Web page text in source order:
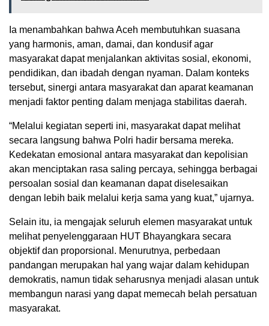
Ia menambahkan bahwa Aceh membutuhkan suasana
yang harmonis, aman, damai, dan kondusif agar
masyarakat dapat menjalankan aktivitas sosial, ekonomi,
pendidikan, dan ibadah dengan nyaman. Dalam konteks
tersebut, sinergi antara masyarakat dan aparat keamanan
menjadi faktor penting dalam menjaga stabilitas daerah.
“Melalui kegiatan seperti ini, masyarakat dapat melihat
secara langsung bahwa Polri hadir bersama mereka.
Kedekatan emosional antara masyarakat dan kepolisian
akan menciptakan rasa saling percaya, sehingga berbagai
persoalan sosial dan keamanan dapat diselesaikan
dengan lebih baik melalui kerja sama yang kuat,” ujarnya.
Selain itu, ia mengajak seluruh elemen masyarakat untuk
melihat penyelenggaraan HUT Bhayangkara secara
objektif dan proporsional. Menurutnya, perbedaan
pandangan merupakan hal yang wajar dalam kehidupan
demokratis, namun tidak seharusnya menjadi alasan untuk
membangun narasi yang dapat memecah belah persatuan
masyarakat.